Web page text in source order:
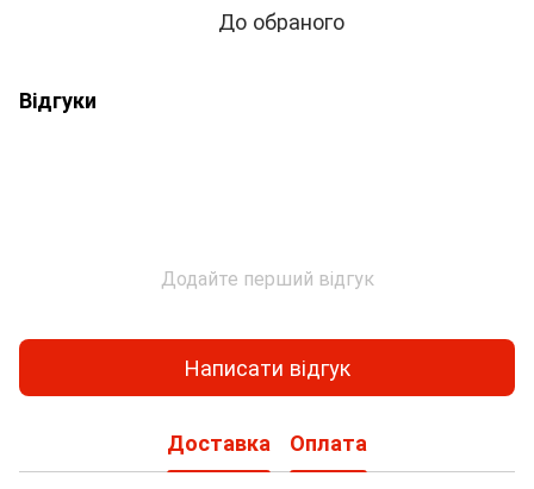
До обраного
Відгуки
Додайте перший відгук
Написати відгук
Доставка Оплата